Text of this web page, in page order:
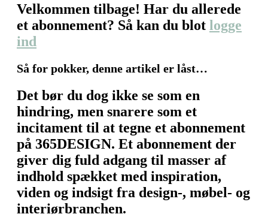
Velkommen tilbage! Har du allerede
et abonnement? Så kan du blot logge
ind
Så for pokker, denne artikel er låst…
Det bør du dog ikke se som en
hindring, men snarere som et
incitament til at tegne et abonnement
på 365DESIGN. Et abonnement der
giver dig fuld adgang til masser af
indhold spækket med inspiration,
viden og indsigt fra design-, møbel- og
interiørbranchen.